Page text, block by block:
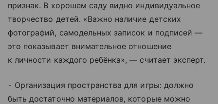
признак. В хорошем саду видно индивидуальное
творчество детей. «Важно наличие детских
фотографий, самодельных записок и подписей —
это показывает внимательное отношение
к личности каждого ребёнка», — считает эксперт.
⁃ Организация пространства для игры: должно
быть достаточно материалов, которые можно